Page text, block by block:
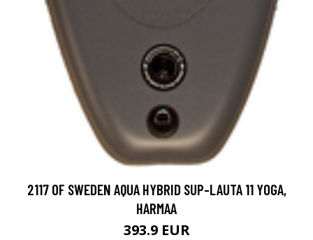
2117 OF SWEDEN AQUA HYBRID SUP-LAUTA 11 YOGA,
HARMAA
393.9 EUR